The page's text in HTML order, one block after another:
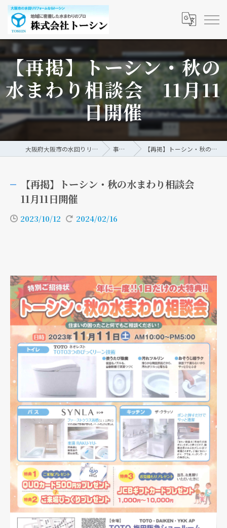
【再掲】トーシン・秋の
水まわり相談会 11月11
日開催
大阪府大阪市の水回りリフォームなら株式会社トーシン 事例/ブログ 【再掲】トーシン・秋の水まわり相談会 11月11日開催
【再掲】トーシン・秋の水まわり相談会
11月11日開催
2023/10/12 2024/02/16